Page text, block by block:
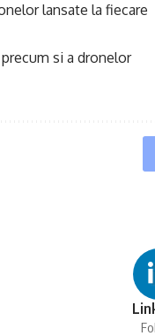
lansate la fiecare
si a dronelor